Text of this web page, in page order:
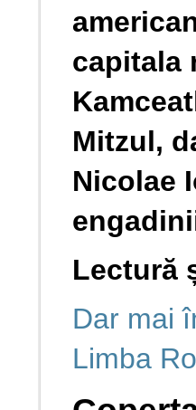
capitala
Mitzul,
Nicolae
Lectură
Dar mai
Limba